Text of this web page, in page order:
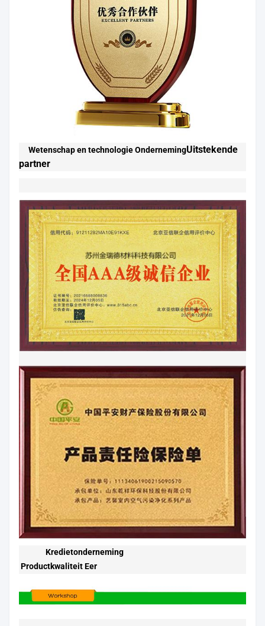
Wetenschap en technologie OndernemingUitstekende
partner
Kredietonderneming
Productkwaliteit Eer